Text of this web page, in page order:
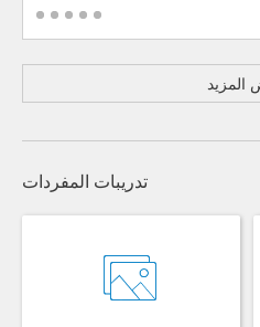
تدريبات المفردات